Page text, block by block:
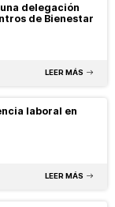
delegación
de Bienestar
LEER MÁS
laboral en
LEER MÁS